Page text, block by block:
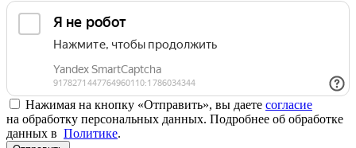
Нажимая на кнопку «Отправить», вы даете согласие
на обработку персональных данных. Подробнее об обработке
данных в Политике.